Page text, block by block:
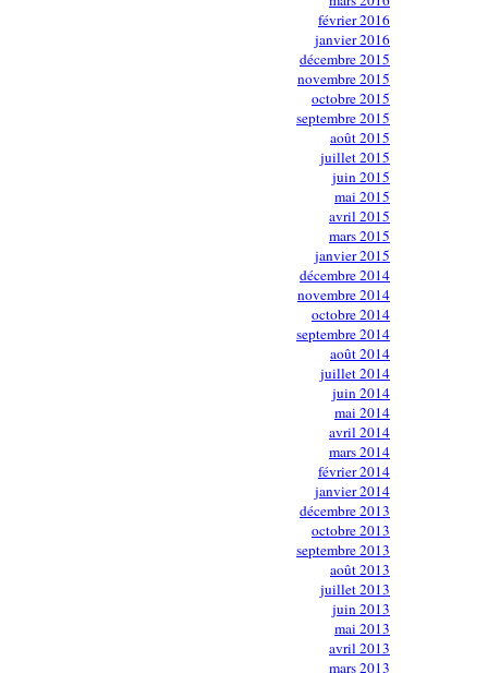
février 2016
janvier 2016
décembre 2015
novembre 2015
octobre 2015
septembre 2015
août 2015
juillet 2015
juin 2015
mai 2015
avril 2015
mars 2015
janvier 2015
décembre 2014
novembre 2014
octobre 2014
septembre 2014
août 2014
juillet 2014
juin 2014
mai 2014
avril 2014
mars 2014
février 2014
janvier 2014
décembre 2013
octobre 2013
septembre 2013
août 2013
juillet 2013
juin 2013
mai 2013
avril 2013
mars 2013